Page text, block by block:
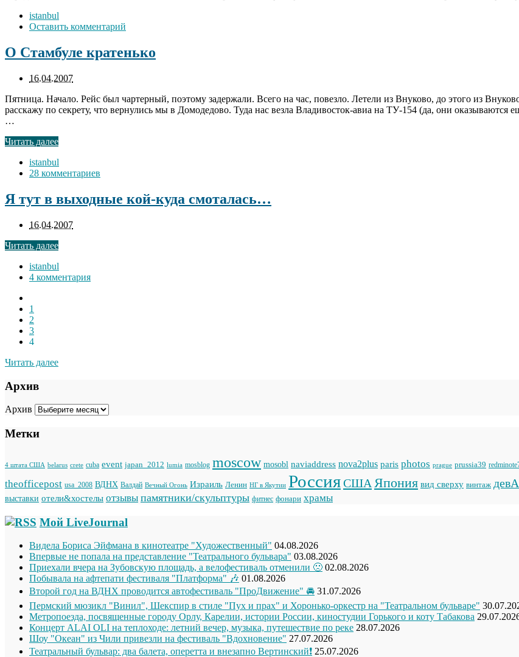
istanbul
Оставить комментарий
О Стамбуле кратенько
16.04.2007
Пятница. Начало. Рейс был чартерный, поэтому задержали. Всего на час, повезло. Летели из Внуково, до этого из
расскажу по секрету, что вернулись мы в Домодедово. Туда нас везла Владивосток-авиа на ТУ-154 (да, они
…
Читать далее
istanbul
28 комментариев
Я тут в выходные кой-куда смоталась…
16.04.2007
Читать далее
istanbul
4 комментария
1
2
3
4
Читать далее
Архив
Архив
Метки
4 штата США belarus crete cuba event japan_2012 lumia mosblog moscow mosobl naviaddress nova2plus paris photos prague prussia39
theofficepost usa_2008 ВДНХ Валдай Вечный Огонь Израиль Ленин НГ в Якутии РоссияСША Япония вид сверху винтаж
выставки отели&хостелы отзывы памятники/скульптуры фитнес фонари храмы
Мой LiveJournal
Видела Бориса Эйфмана в кинотеатре "Художественный" 04.08.2026
Впервые не попала на представление "Театрального бульвара" 03.08.2026
Приехали вчера на Зубовскую площадь, а велофестиваль отменили 🙁 02.08.2026
Побывала на афтепати фестиваля "Платформа" 🎶 01.08.2026
Второй год на ВДНХ проводится автофестиваль "ПроДвижение" 🚘 31.07.2026
Пермский мюзикл "Винил", Шекспир в стиле "Пух и прах" и Хоронько-оркестр на "Театральном бульваре"
Метропоезда, посвященные городу Орлу, Карелии, истории России, киностудии Горького и коту Табакова
Концерт ALAI OLI на теплоходе: летний вечер, музыка, путешествие по реке 28.07.2026
Шоу "Океан" из Чили привезли на фестиваль "Вдохновение" 27.07.2026
Театральный бульвар: два балета, оперетта и внезапно Вертинский❗ 25.07.2026